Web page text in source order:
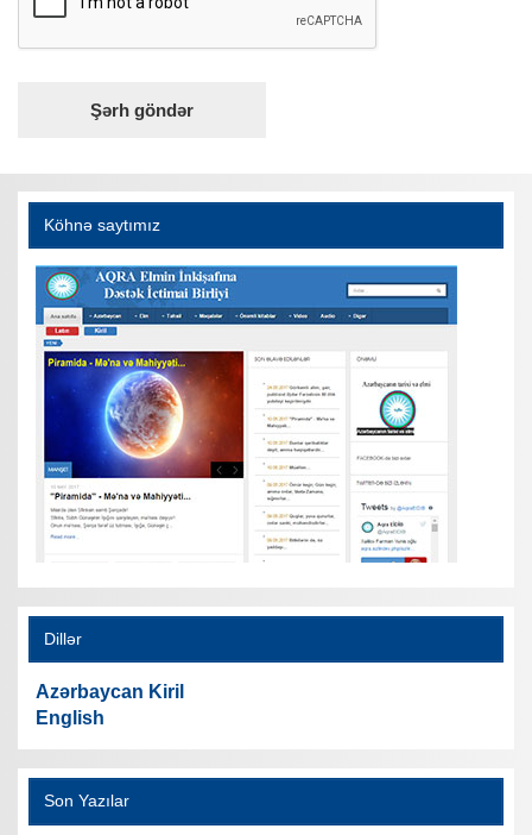
Köhnə saytımız
Dillər
Azərbaycan Kiril
English
Son Yazılar